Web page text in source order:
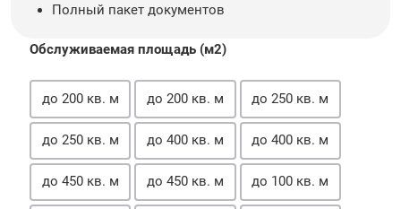
Полный пакет документов
Обслуживаемая площадь (м2)
до 200 кв. м до 200 кв. м до 250 кв. м
до 250 кв. м до 400 кв. м до 400 кв. м
до 450 кв. м до 450 кв. м до 100 кв. м